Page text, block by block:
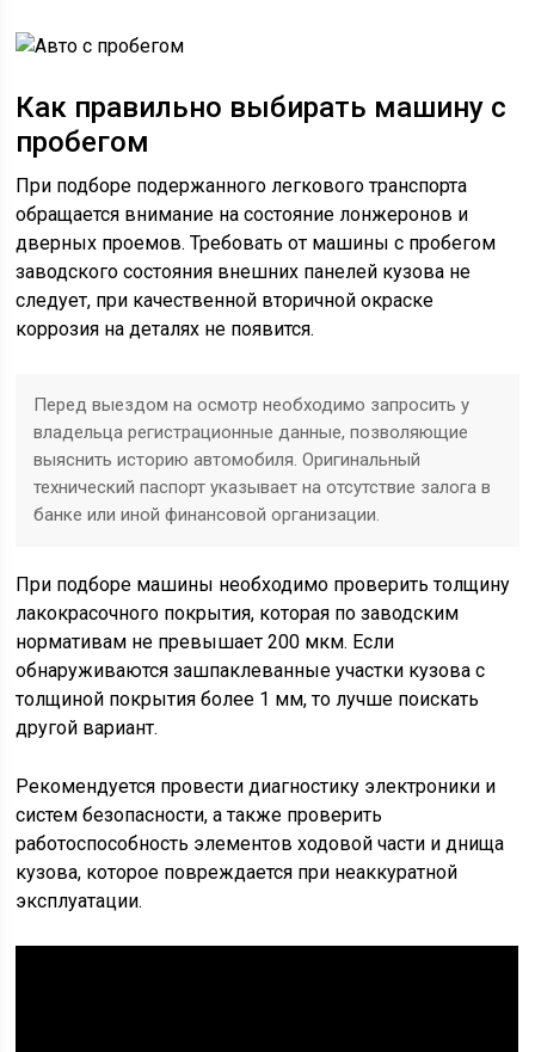
Как правильно выбирать машину с
пробегом
При подборе подержанного легкового транспорта
обращается внимание на состояние лонжеронов и
дверных проемов. Требовать от машины с пробегом
заводского состояния внешних панелей кузова не
следует, при качественной вторичной окраске
коррозия на деталях не появится.
Перед выездом на осмотр необходимо запросить у
владельца регистрационные данные, позволяющие
выяснить историю автомобиля. Оригинальный
технический паспорт указывает на отсутствие залога в
банке или иной финансовой организации.
При подборе машины необходимо проверить толщину
лакокрасочного покрытия, которая по заводским
нормативам не превышает 200 мкм. Если
обнаруживаются зашпаклеванные участки кузова с
толщиной покрытия более 1 мм, то лучше поискать
другой вариант.
Рекомендуется провести диагностику электроники и
систем безопасности, а также проверить
работоспособность элементов ходовой части и днища
кузова, которое повреждается при неаккуратной
эксплуатации.